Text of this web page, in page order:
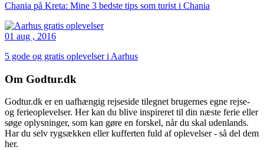
Chania på Kreta: Mine 3 bedste tips som turist i Chania
01 aug , 2016
5 gode og gratis oplevelser i Aarhus
Om Godtur.dk
Godtur.dk er en uafhængig rejseside tilegnet brugernes egne rejse-
og ferieoplevelser. Her kan du blive inspireret til din næste ferie eller
søge oplysninger, som kan gøre en forskel, når du skal udenlands.
Har du selv rygsækken eller kufferten fuld af oplevelser - så del dem
her.